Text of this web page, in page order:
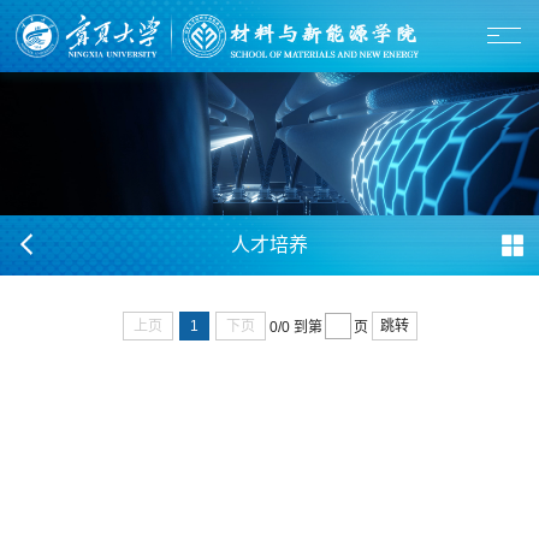
人才培养
上页 1 下页 0/0 到第 页 跳转